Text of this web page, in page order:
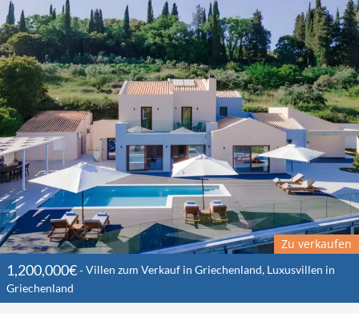
Zu verkaufen
1,200,000€
Villen zum Verkauf in Griechenland, Luxusvillen in
Griechenland